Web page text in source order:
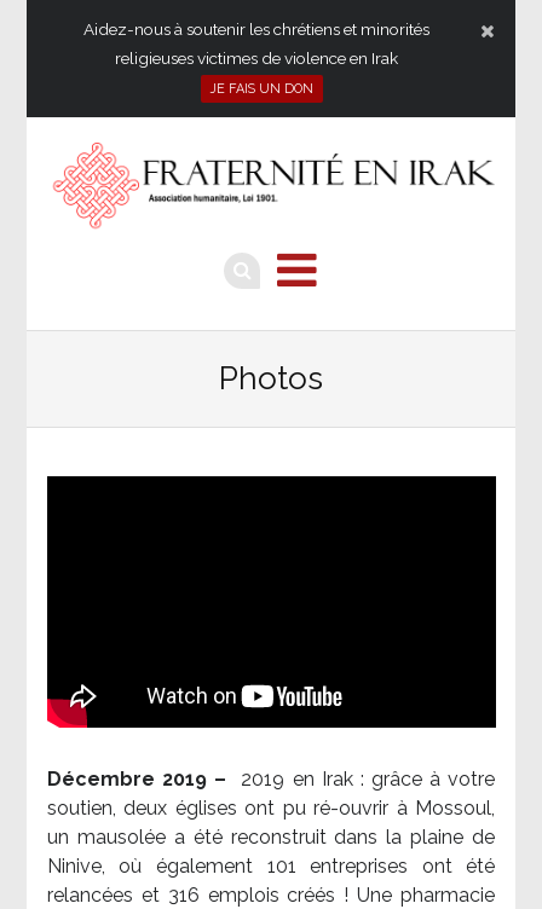
Aidez-nous à soutenir les chrétiens et minorités
religieuses victimes de violence en Irak
JE FAIS UN DON
Photos
Décembre 2019 – 2019 en Irak : grâce à votre
soutien, deux églises ont pu ré-ouvrir à Mossoul,
un mausolée a été reconstruit dans la plaine de
Ninive, où également 101 entreprises ont été
relancées et 316 emplois créés ! Une pharmacie